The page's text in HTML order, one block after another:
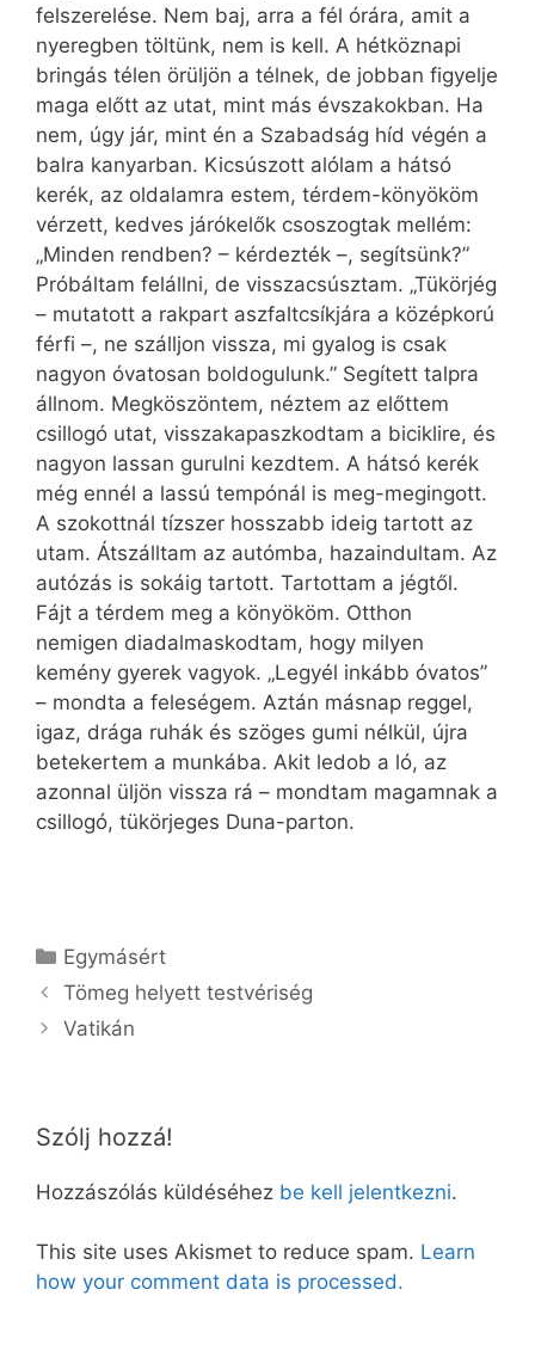
felszerelése. Nem baj, arra a fél órára, amit a
nyeregben töltünk, nem is kell. A hétköznapi
bringás télen örüljön a télnek, de jobban figyelje
maga előtt az utat, mint más évszakokban. Ha
nem, úgy jár, mint én a Szabadság híd végén a
balra kanyarban. Kicsúszott alólam a hátsó
kerék, az oldalamra estem, térdem-könyököm
vérzett, kedves járókelők csoszogtak mellém:
„Minden rendben? – kérdezték –, segítsünk?”
Próbáltam felállni, de visszacsúsztam. „Tükörjég
– mutatott a rakpart aszfaltcsíkjára a középkorú
férfi –, ne szálljon vissza, mi gyalog is csak
nagyon óvatosan boldogulunk.” Segített talpra
állnom. Megköszöntem, néztem az előttem
csillogó utat, visszakapaszkodtam a biciklire, és
nagyon lassan gurulni kezdtem. A hátsó kerék
még ennél a lassú tempónál is meg-megingott.
A szokottnál tízszer hosszabb ideig tartott az
utam. Átszálltam az autómba, hazaindultam. Az
autózás is sokáig tartott. Tartottam a jégtől.
Fájt a térdem meg a könyököm. Otthon
nemigen diadalmaskodtam, hogy milyen
kemény gyerek vagyok. „Legyél inkább óvatos”
– mondta a feleségem. Aztán másnap reggel,
igaz, drága ruhák és szöges gumi nélkül, újra
betekertem a munkába. Akit ledob a ló, az
azonnal üljön vissza rá – mondtam magamnak a
csillogó, tükörjeges Duna-parton.
Kategória
Egymásért
Tömeg helyett testvériség
Vatikán
Szólj hozzá!
Hozzászólás küldéséhez be kell jelentkezni.
This site uses Akismet to reduce spam. Learn
how your comment data is processed.